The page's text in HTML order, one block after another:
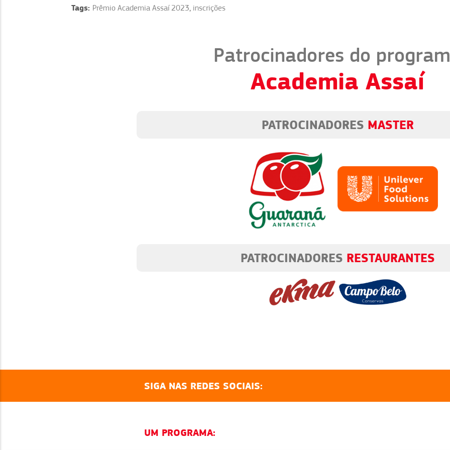
Tags: Prêmio Academia Assaí 2023, inscrições
Patrocinadores do
Academia Assaí
PATROCINADORES MASTER
PATROCINADORES RESTAURANTES
SIGA NAS REDES SOCIAIS:
UM PROGRAMA: